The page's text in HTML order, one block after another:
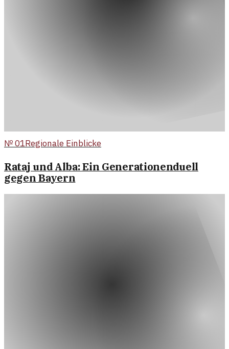
№01Regionale Einblicke
Rataj und Alba: Ein Generationenduell
gegen Bayern